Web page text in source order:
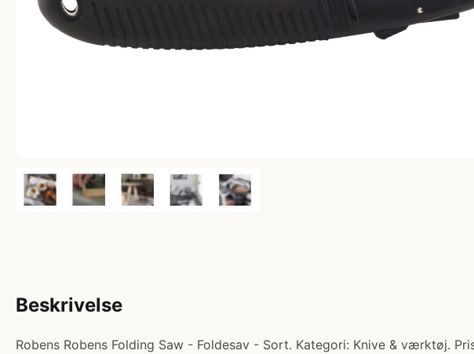
Beskrivelse
Robens Robens Folding Saw - Foldesav - Sort. Kategori: Knive & værktøj.